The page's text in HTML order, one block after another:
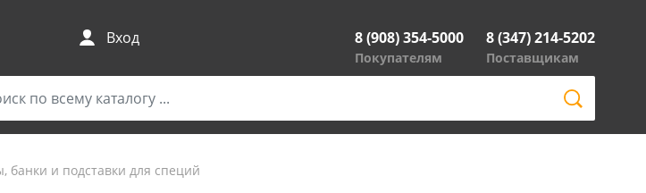
Вход 8 (908) 354-5000
Покупателям
8 (347) 214-5202
Поставщикам
банки и подставки для специй